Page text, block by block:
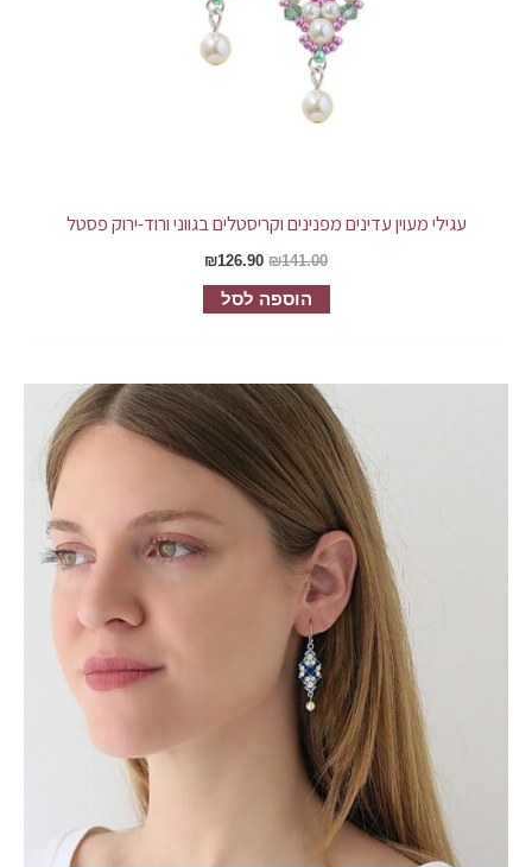
עגילי מעוין עדינים מפנינים וקריסטלים בגווני ורוד-ירוק פסטל
₪141.00
₪126.90
הוספה לסל